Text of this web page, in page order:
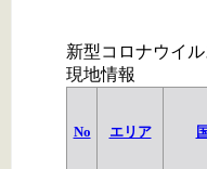
新型コロナウイ
現地情報
No エリア